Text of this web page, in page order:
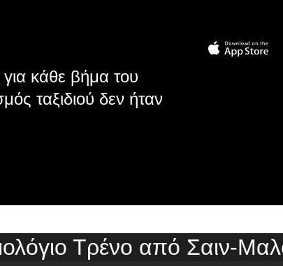
κάθε βήμα του
ταξιδιού δεν ήταν
Τρένο από Σαιν-